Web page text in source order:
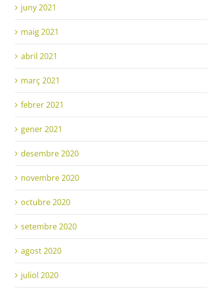
juny 2021
maig 2021
abril 2021
març 2021
febrer 2021
gener 2021
desembre 2020
novembre 2020
octubre 2020
setembre 2020
agost 2020
juliol 2020